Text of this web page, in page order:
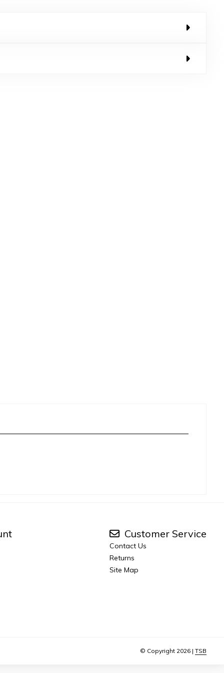
Customer Service
Contact Us
Returns
Site Map
© Copyright 2026 | TSB